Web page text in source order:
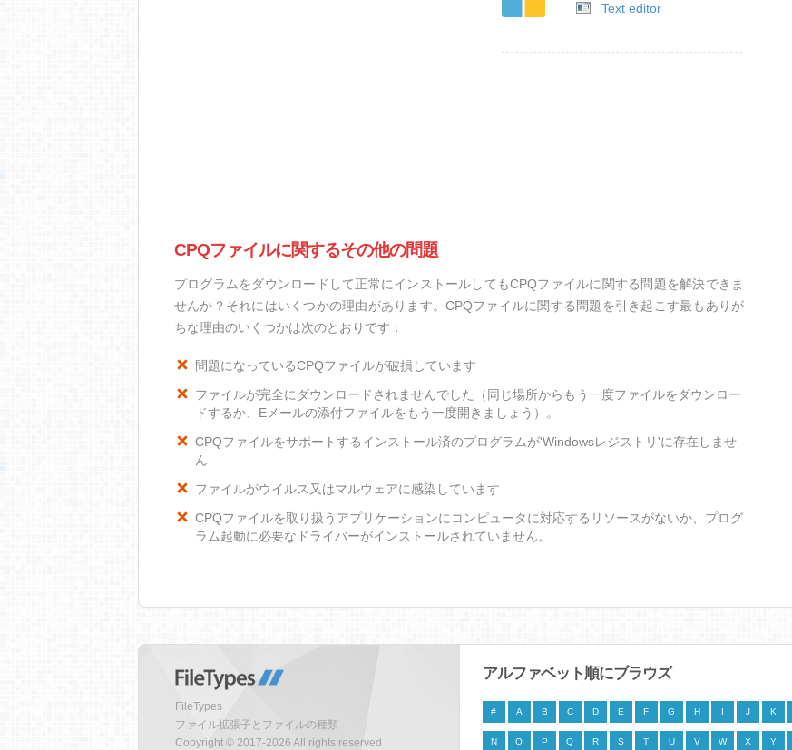
Text editor
CPQファイルに関するその他の問題
プログラムをダウンロードして正常にインストールしてもCPQファイルに関する問題を解決できま
せんか？それにはいくつかの理由があります。CPQファイルに関する問題を引き起こす最もありが
ちな理由のいくつかは次のとおりです：
問題になっているCPQファイルが破損しています
ファイルが完全にダウンロードされませんでした（同じ場所からもう一度ファイルをダウンロー
ドするか、Eメールの添付ファイルをもう一度開きましょう）。
CPQファイルをサポートするインストール済のプログラムが'Windowsレジストリ'に存在しませ
ん
ファイルがウイルス又はマルウェアに感染しています
CPQファイルを取り扱うアプリケーションにコンピュータに対応するリソースがないか、プログ
ラム起動に必要なドライバーがインストールされていません。
FileTypes
ファイル拡張子とファイルの種類
Copyright © 2017-2026 All rights reserved
アルファベット順にブラウズ
# A B C D E F G H I J K
N O P Q R S T U V W X Y